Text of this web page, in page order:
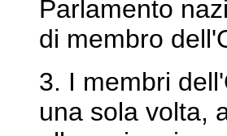
Parlamento
di membro
3. I membri
una sola volta,